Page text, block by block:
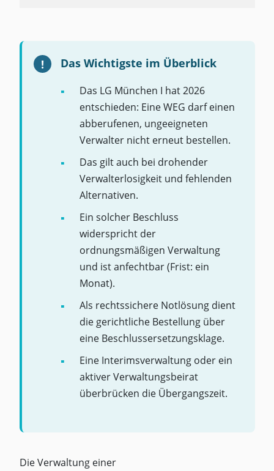
Das Wichtigste im Überblick
Das LG München I hat 2026
entschieden: Eine WEG darf einen
abberufenen, ungeeigneten
Verwalter nicht erneut bestellen.
Das gilt auch bei drohender
Verwalterlosigkeit und fehlenden
Alternativen.
Ein solcher Beschluss
widerspricht der
ordnungsmäßigen Verwaltung
und ist anfechtbar (Frist: ein
Monat).
Als rechtssichere Notlösung dient
die gerichtliche Bestellung über
eine Beschlussersetzungsklage.
Eine Interimsverwaltung oder ein
aktiver Verwaltungsbeirat
überbrücken die Übergangszeit.
Die Verwaltung einer